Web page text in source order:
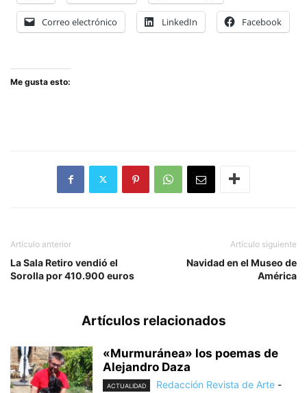
Correo electrónico LinkedIn Facebook
Me gusta esto:
Artículo anterior
La Sala Retiro vendió el
Sorolla por 410.900 euros
Artículo siguiente
Navidad en el Museo de
América
Artículos relacionados
«Murmuránea» los poemas de
Alejandro Daza
ACTUALIDAD Redacción Revista de Arte -